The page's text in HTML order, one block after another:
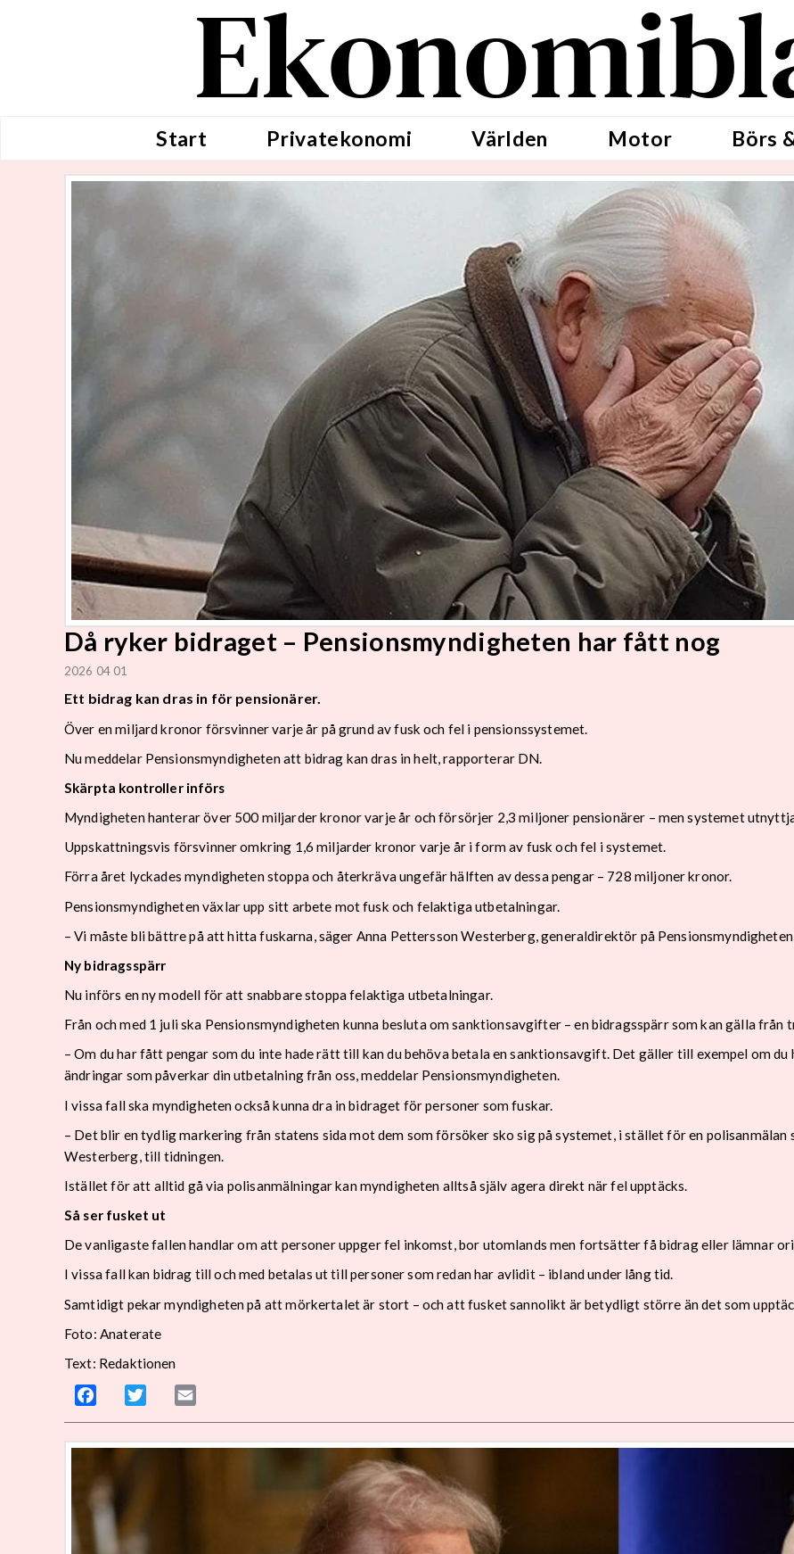
Start Privatekonomi Världen Motor Börs
Då ryker bidraget – Pensionsmyndigheten har fått nog
2026 04 01
Ett bidrag kan dras in för pensionärer.
Över en miljard kronor försvinner varje år på grund av fusk och fel i pensionssystemet.
Nu meddelar Pensionsmyndigheten att bidrag kan dras in helt, rapporterar DN.
Skärpta kontroller införs
Myndigheten hanterar över 500 miljarder kronor varje år och försörjer 2,3 miljoner pensionärer – men systemet
Uppskattningsvis försvinner omkring 1,6 miljarder kronor varje år i form av fusk och fel i systemet.
Förra året lyckades myndigheten stoppa och återkräva ungefär hälften av dessa pengar – 728 miljoner kronor.
Pensionsmyndigheten växlar upp sitt arbete mot fusk och felaktiga utbetalningar.
– Vi måste bli bättre på att hitta fuskarna, säger Anna Pettersson Westerberg, generaldirektör på
Ny bidragsspärr
Nu införs en ny modell för att snabbare stoppa felaktiga utbetalningar.
Från och med 1 juli ska Pensionsmyndigheten kunna besluta om sanktionsavgifter – en bidragsspärr som kan gälla från
– Om du har fått pengar som du inte hade rätt till kan du behöva betala en sanktionsavgift. Det gäller till exempel om
ändringar som påverkar din utbetalning från oss, meddelar Pensionsmyndigheten.
I vissa fall ska myndigheten också kunna dra in bidraget för personer som fuskar.
– Det blir en tydlig markering från statens sida mot dem som försöker sko sig på systemet, i stället för en
Westerberg, till tidningen.
Istället för att alltid gå via polisanmälningar kan myndigheten alltså själv agera direkt när fel upptäcks.
Så ser fusket ut
De vanligaste fallen handlar om att personer uppger fel inkomst, bor utomlands men fortsätter få bidrag eller lämnar
I vissa fall kan bidrag till och med betalas ut till personer som redan har avlidit – ibland under lång tid.
Samtidigt pekar myndigheten på att mörkertalet är stort – och att fusket sannolikt är betydligt större än det som
Foto: Anaterate
Text: Redaktionen
Facebook Twitter